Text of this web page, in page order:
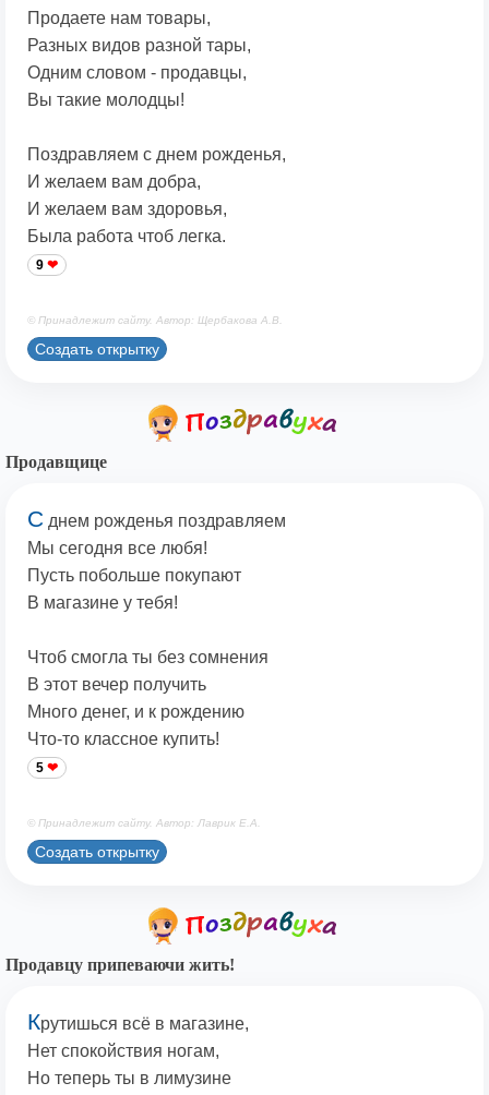
Продаете нам товары,
Разных видов разной тары,
Одним словом - продавцы,
Вы такие молодцы!
Поздравляем с днем рожденья,
И желаем вам добра,
И желаем вам здоровья,
Была работа чтоб легка.
9
© Принадлежит сайту. Автор: Щербакова А.В.
Создать открытку
Продавщице
С днем рожденья поздравляем
Мы сегодня все любя!
Пусть побольше покупают
В магазине у тебя!
Чтоб смогла ты без сомнения
В этот вечер получить
Много денег, и к рождению
Что-то классное купить!
5
© Принадлежит сайту. Автор: Лаврик Е.А.
Создать открытку
Продавцу припеваючи жить!
Крутишься всё в магазине,
Нет спокойствия ногам,
Но теперь ты в лимузине